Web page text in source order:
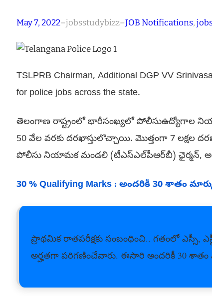
May 7, 2022–jobsstudybizz–JOB Notifications,
TSLPRB Chairman, Additional DGP VV
for police jobs across the state.
తెలంగాణ‌ రాష్ట్రంలో భారీసంఖ్యలో పోలీసుఉద్యోగాల
50 వేల వరకు దరఖాస్తులొచ్చాయి. మొత్తంగా 7 లక్షల
పోలీసు నియామక మండలి (టీఎస్‌ఎల్‌పీఆర్‌బీ) ఛైర్మన్‌,
30 % Qualifying Marks : అందరికీ 30 శాతం
ప్రాథమిక రాతపరీక్షకు సంబంధించి.. గతంలో ఎస్సీ,
అర్హతగా పరిగణించేవారు. ఈసారి అందరికీ 30 శాతం